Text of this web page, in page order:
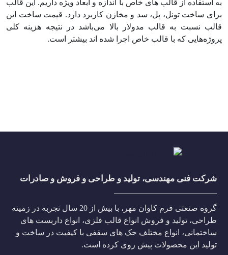
به استفاده از قالب‌ های خاص با اندازه و ابعاد ویژه داریم. این قالب
برای ساخت تونل، پل، سد و مخازن کاربرد دارد. قیمت ساخت این
قالب نسبت به قالب مدولار بالا می‌باشد در نتیجه هزینه کلی
پروژه‌هایی که با قالب خاص اجرا شده اند بیشتر است.
شرکت فنی مهندسی، تولید و طراحی و فروش و صادرات
گروه صنعتی فرم کاوان مهر، با بیش از 20 سال تجربه در زمینه
طراحی، تولید و فروش انواع قالب فلزی، انواع داربست های
ساختمانی، انواع مختلف جک های سقفی با کیفیت در ساخت و
تولید این محصولات پیش روی کرده است.